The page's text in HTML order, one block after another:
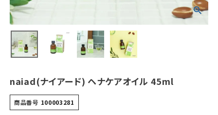
カテゴリーから探す
美容・コスメ・香水
衛生用品
日用品雑貨
フェムケア
naiad(ナイアード) ヘナケアオイル 45ml
商品番号 100003281